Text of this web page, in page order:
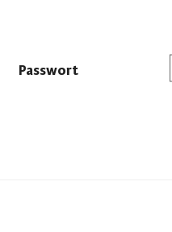
Passwort